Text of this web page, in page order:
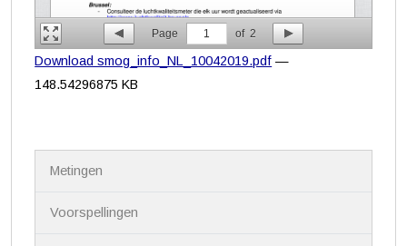
Page 1 of 2
Download smog_info_NL_10042019.pdf —
148.54296875 KB
Metingen
Voorspellingen